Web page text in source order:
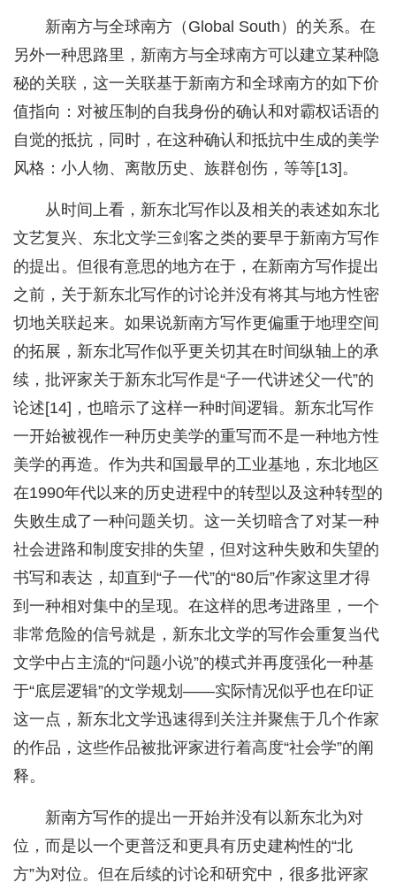
新南方与全球南方（Global South）的关系。在
另外一种思路里，新南方与全球南方可以建立某种隐
秘的关联，这一关联基于新南方和全球南方的如下价
值指向：对被压制的自我身份的确认和对霸权话语的
自觉的抵抗，同时，在这种确认和抵抗中生成的美学
风格：小人物、离散历史、族群创伤，等等[13]。
从时间上看，新东北写作以及相关的表述如东北
文艺复兴、东北文学三剑客之类的要早于新南方写作
的提出。但很有意思的地方在于，在新南方写作提出
之前，关于新东北写作的讨论并没有将其与地方性密
切地关联起来。如果说新南方写作更偏重于地理空间
的拓展，新东北写作似乎更关切其在时间纵轴上的承
续，批评家关于新东北写作是“子一代讲述父一代”的
论述[14]，也暗示了这样一种时间逻辑。新东北写作
一开始被视作一种历史美学的重写而不是一种地方性
美学的再造。作为共和国最早的工业基地，东北地区
在1990年代以来的历史进程中的转型以及这种转型的
失败生成了一种问题关切。这一关切暗含了对某一种
社会进路和制度安排的失望，但对这种失败和失望的
书写和表达，却直到“子一代”的“80后”作家这里才得
到一种相对集中的呈现。在这样的思考进路里，一个
非常危险的信号就是，新东北文学的写作会重复当代
文学中占主流的“问题小说”的模式并再度强化一种基
于“底层逻辑”的文学规划——实际情况似乎也在印证
这一点，新东北文学迅速得到关注并聚焦于几个作家
的作品，这些作品被批评家进行着高度“社会学”的阐
释。
新南方写作的提出一开始并没有以新东北为对
位，而是以一个更普泛和更具有历史建构性的“北
方”为对位。但在后续的讨论和研究中，很多批评家